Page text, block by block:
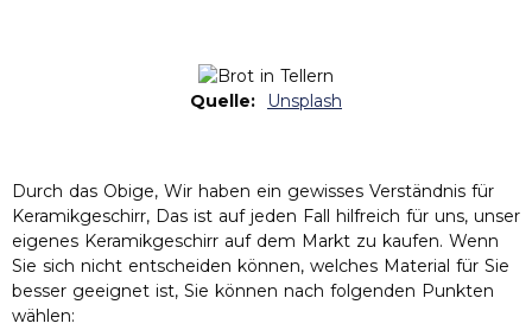
Quelle: Unsplash
Durch das Obige, Wir haben ein gewisses Verständnis für
Keramikgeschirr, Das ist auf jeden Fall hilfreich für uns, unser
eigenes Keramikgeschirr auf dem Markt zu kaufen. Wenn
Sie sich nicht entscheiden können, welches Material für Sie
besser geeignet ist, Sie können nach folgenden Punkten
wählen: